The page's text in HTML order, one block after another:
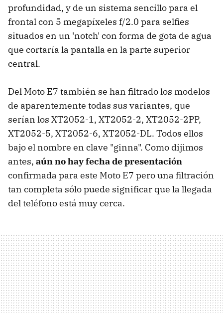
profundidad, y de un sistema sencillo para el
frontal con 5 megapíxeles f/2.0 para selfies
situados en un 'notch' con forma de gota de agua
que cortaría la pantalla en la parte superior
central.
Del Moto E7 también se han filtrado los modelos
de aparentemente todas sus variantes, que
serían los XT2052-1, XT2052-2, XT2052-2PP,
XT2052-5, XT2052-6, XT2052-DL. Todos ellos
bajo el nombre en clave "ginna". Como dijimos
antes, aún no hay fecha de presentación
confirmada para este Moto E7 pero una filtración
tan completa sólo puede significar que la llegada
del teléfono está muy cerca.